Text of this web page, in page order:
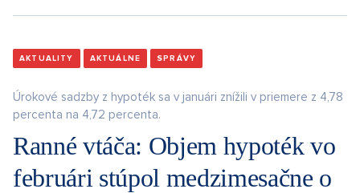
AKTUALITY AKTUÁLNE SPRÁVY
Úrokové sadzby z hypoték sa v januári znížili v priemere z 4,78
percenta na 4,72 percenta.
Ranné vtáča: Objem hypoték vo
februári stúpol medzimesačne o